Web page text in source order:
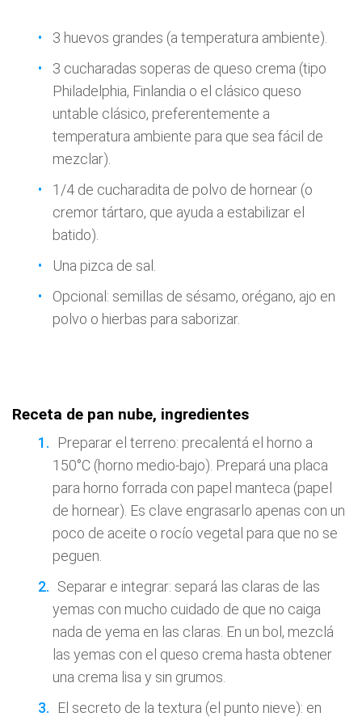
3 huevos grandes (a temperatura ambiente).
3 cucharadas soperas de queso crema (tipo
Philadelphia, Finlandia o el clásico queso
untable clásico, preferentemente a
temperatura ambiente para que sea fácil de
mezclar).
1/4 de cucharadita de polvo de hornear (o
cremor tártaro, que ayuda a estabilizar el
batido).
Una pizca de sal.
Opcional: semillas de sésamo, orégano, ajo en
polvo o hierbas para saborizar.
Receta de pan nube, ingredientes
Preparar el terreno: precalentá el horno a
150°C (horno medio-bajo). Prepará una placa
para horno forrada con papel manteca (papel
de hornear). Es clave engrasarlo apenas con un
poco de aceite o rocío vegetal para que no se
peguen.
Separar e integrar: separá las claras de las
yemas con mucho cuidado de que no caiga
nada de yema en las claras. En un bol, mezclá
las yemas con el queso crema hasta obtener
una crema lisa y sin grumos.
El secreto de la textura (el punto nieve): en